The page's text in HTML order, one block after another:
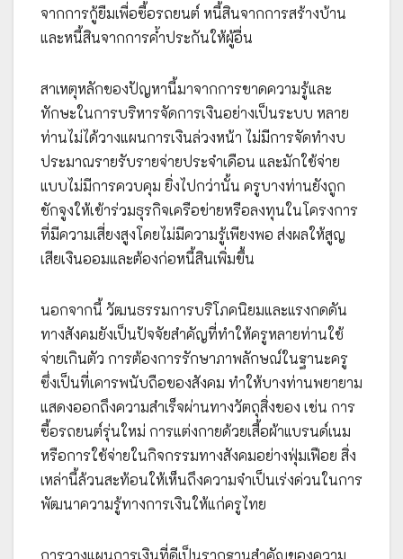
จากการกู้ยืมเพื่อซื้อรถยนต์ หนี้สินจากการสร้างบ้าน
และหนี้สินจากการค้ำประกันให้ผู้อื่น
สาเหตุหลักของปัญหานี้มาจากการขาดความรู้และ
ทักษะในการบริหารจัดการเงินอย่างเป็นระบบ หลาย
ท่านไม่ได้วางแผนการเงินล่วงหน้า ไม่มีการจัดทำงบ
ประมาณรายรับรายจ่ายประจำเดือน และมักใช้จ่าย
แบบไม่มีการควบคุม ยิ่งไปกว่านั้น ครูบางท่านยังถูก
ชักจูงให้เข้าร่วมธุรกิจเครือข่ายหรือลงทุนในโครงการ
ที่มีความเสี่ยงสูงโดยไม่มีความรู้เพียงพอ ส่งผลให้สูญ
เสียเงินออมและต้องก่อหนี้สินเพิ่มขึ้น
นอกจากนี้ วัฒนธรรมการบริโภคนิยมและแรงกดดัน
ทางสังคมยังเป็นปัจจัยสำคัญที่ทำให้ครูหลายท่านใช้
จ่ายเกินตัว การต้องการรักษาภาพลักษณ์ในฐานะครู
ซึ่งเป็นที่เคารพนับถือของสังคม ทำให้บางท่านพยายาม
แสดงออกถึงความสำเร็จผ่านทางวัตถุสิ่งของ เช่น การ
ซื้อรถยนต์รุ่นใหม่ การแต่งกายด้วยเสื้อผ้าแบรนด์เนม
หรือการใช้จ่ายในกิจกรรมทางสังคมอย่างฟุ่มเฟือย สิ่ง
เหล่านี้ล้วนสะท้อนให้เห็นถึงความจำเป็นเร่งด่วนในการ
พัฒนาความรู้ทางการเงินให้แก่ครูไทย
การวางแผนการเงินที่ดีเป็นรากฐานสำคัญของความ